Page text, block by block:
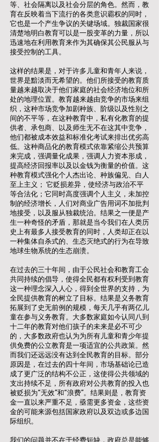
等、社会隔离以及社会分层的角色。然而，教
育在反映着当下流行的各类意识霸权的同时，
它也是一个产生争议的关键场域。独裁国家很
清楚地明白教育可以是一股变革的力量，所以
迅速地在利用教育来作为其确保其公民服从与
接受控制的工具。
这样的结果是，对于许多儿童和青年人来说，
世界是黯淡而无希望的。他们所接受的教育质
量越来越取决于他们家庭的社会经济地位和所
处的地理位置。教育越来越由竞争的市场来组
织，这种市场竞争加剧种族、阶级以及性别之
间的不平等，在这种教育中，私有化教育的提
供者、承包商、以及师生无不在这其中竞争，
他们都被成本效益和标准化考试来排出优劣高
低。这种商品化的教育模式依靠紧缩公共预算
来完成，强调量化成果，强调人力资本形成，
提高经济回报率以及以金钱为衡量的价值。这
种教育模式强化个人杰出论、种族偏见、白人
至上主义； 它贬损差异，使经济与政治不平
等合法化；它同时高度强调个人主义，未加控
制的经济增长，人们对商业广告用词不加批判
地接受，以及服从独裁统治。结果之一便是产
生一种奇怪的矛盾，那就是当今我们在人类历
史上有最多人接受教育的同时，人类却正在以
一种集体自杀式的、生态灭绝式的行为在导致
地球生物系统的生态崩溃。
在过去的三十年间，由于公民社会和教育工会
共同持续的倡导，使得全民都有权利受到教育
这一种理念深入人心，得到全世界的支持，为
全民提供教育的树立了目标。结果是义务教育
拓展到了史无前例的规模，每天几乎有两亿儿
童在参与义务教育。大多数家庭如今认同八到
十二年的教育对他们孩子的未来是必不可少
的，大多数政府也认为为所有儿童和青少年提
供免费的公立教育是一项适宜的公共政策。然
而我们还远远没有达到全民教育的目标。部分
原因是，在过去的四十年间，市场基础论已造
成了更广泛的结构不公正，这使得公共领域的
支出持续不足，所有政府对公共教育的投入也
被贬损为“无效”和“浪费”。结果则是，教育资
金一直以来严重不足，亟需更多资金，这些资
金的可能来源包括国家政府以及双边或多边国
际组织。
我们的问题并不在于经费短缺，政府总是能够